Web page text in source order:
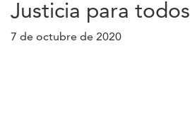
Justicia para todos
7 de octubre de 2020